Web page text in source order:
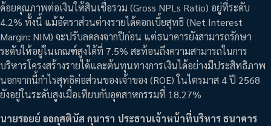
ด้อยคุณภาพต่อเงินให้สินเชื่อรวม (Gross NPLs Ratio) อยู่ที่ระดับ
4.2% ทั้งนี้ แม้อัตราส่วนต่างรายได้ดอกเบี้ยสุทธิ (Net Interest
Margin: NIM) จะปรับลดลงจากปีก่อน แต่ธนาคารยังสามารถรักษา
ระดับให้อยู่ในเกณฑ์สูงได้ที่ 7.5% สะท้อนถึงความสามารถในการ
บริหารโครงสร้างรายได้และต้นทุนทางการเงินได้อย่างมีประสิทธิภาพ
นอกจากนี้กำไรสุทธิต่อส่วนของเจ้าของ (ROE) ในไตรมาส 4 ปี 2568
ยังอยู่ในระดับสูงเมื่อเทียบกับอุตสาหกรรมที่ 18.27%
นายรอยย์ ออกุสตินัส กุนารา ประธานเจ้าหน้าที่บริหาร ธนาคาร